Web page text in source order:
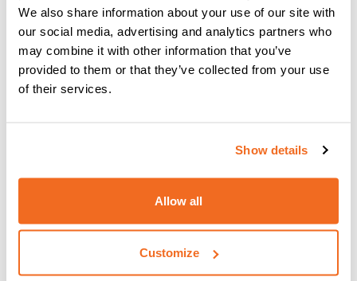
We also share information about your use of our site with
our social media, advertising and analytics partners who
may combine it with other information that you’ve
provided to them or that they’ve collected from your use
of their services.
Show details
Allow all
Customize